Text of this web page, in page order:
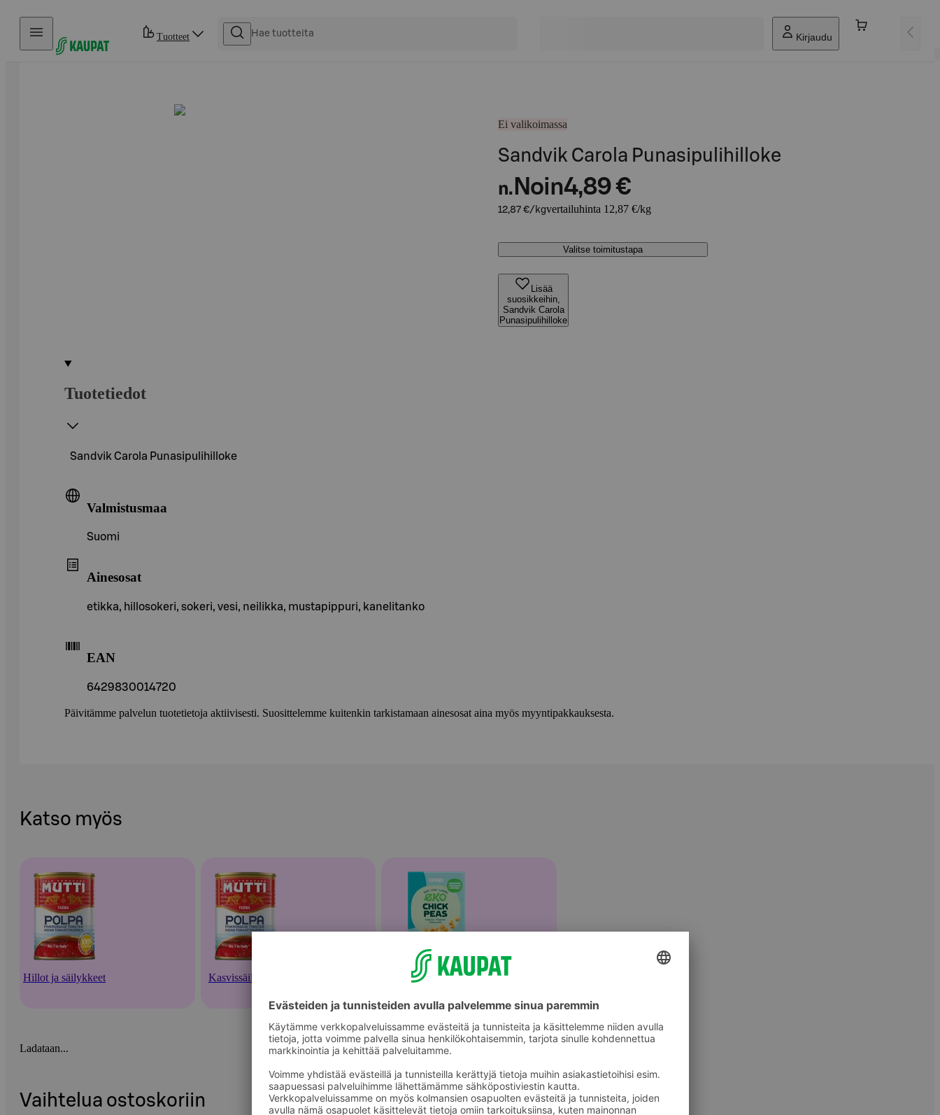
Hyppää sisältöön
Tuotteet Kirjaudu
Ei valikoimassa
Sandvik Carola Punasipulihilloke
n. Noin4,89 €
12,87 €/kgvertailuhinta 12,87 €/kg
Valitse toimitustapa
Lisää
suosikkeihin,
Sandvik Carola
Punasipulihilloke
Tuotetiedot
Sandvik Carola Punasipulihilloke
Valmistusmaa
Suomi
Ainesosat
etikka, hillosokeri, sokeri, vesi, neilikka, mustapippuri, kanelitanko
EAN
6429830014720
Päivitämme palvelun tuotetietoja aktiivisesti. Suosittelemme kuitenkin tarkistamaan ainesosat aina myös myyntipakkauksesta.
Katso myös
Hillot ja säilykkeet Kasvissäilykkeet Muut vihannessäilykkeet
Ladataan...
Vaihtelua ostoskoriin